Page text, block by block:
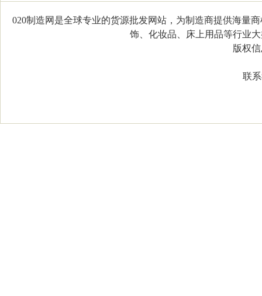
020制造网是全球专业的货源批发网站，为制造商提供海量
饰、化妆品、床上用品等行业
版权信
联